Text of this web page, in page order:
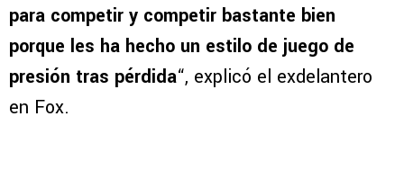
para competir y competir bastante bien
porque les ha hecho un estilo de juego de
presión tras pérdida“, explicó el exdelantero
en Fox.